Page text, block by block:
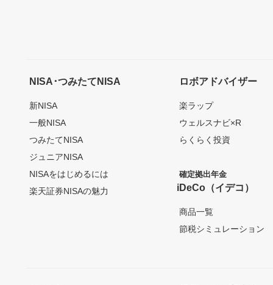
NISA･つみたてNISA
新NISA
一般NISA
つみたてNISA
ジュニアNISA
NISAをはじめるには
楽天証券NISAの魅力
ロボアドバイザー
楽ラップ
ウェルスナビ×R
らくらく投資
確定拠出年金
iDeCo（イデコ）
商品一覧
節税シミュレーション